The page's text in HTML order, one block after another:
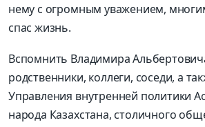
нему с огромным уважением,
спас жизнь.
Вспомнить Владимира
родственники, коллеги, соседи, а
Управления внутренней политики
народа Казахстана, столичного